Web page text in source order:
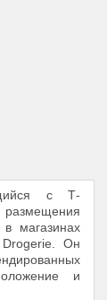
с Т-
магазинах
Drogerie. Он
и